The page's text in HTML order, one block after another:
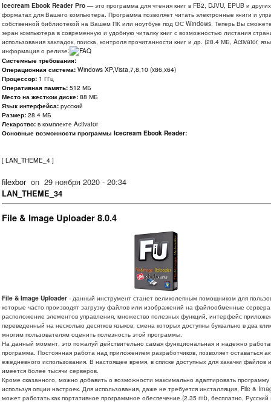
Icecream Ebook Reader Pro — это программа для чтения книг в FB2, DJVU, EPUB и
форматах для Вашего компьютера. Программа позволяет читать электронные книги и
собственной библиотекой на Вашем ПК или ноутбуке под ОС Windows. Теперь Вы
экран компьютера в современную и удобную читалку книг с возможностью листания
использования закладок, поиска, контроля прочитанности книг и др. (28.4 МБ, Activator,
информация о релизе:
Системные требования:
Операционная система: Windows XP,Vista,7,8,10 (x86,x64)
Процессор: 1 ГГц
Оперативная память: 512 МБ
Место на жестком диске: 88 МБ
Язык интерфейса: русский
Размер: 28.4 МБ
Лекарство: в комплекте Activator
Основные возможности программы Icecream Ebook Reader:
[ LAN_THEME_4 ]
filexboron 29 ноября 2020 - 20:34
LAN_THEME_34
File & Image Uploader 8.0.4
File & Image Uploader - данный инструмент станет великолепным помощником для
которые часто производят загрузку файлов или изображений на файлообменные
расположение элементов управления, множество полезных функций, интерфейс
переведенный на несколько десятков языков, смена которых доступны буквально в два
многим пользователям оценить полезность этой программы.
На данный момент, это пожалуй действительно самая функциональная и надежно
программа. Постоянная работа над приложением разработчиков, позволяет оставаться
ежедневного использования. В настоящее время, в списке доступных для закачки файлов
имеется более тысячи серверов.
Кроме сказанного, можно добавить о возможности максимально адаптировать программу
используя опции настроек. Для использования, даже не требуется инсталляция, File &
может работать как портативное программное обеспечение.(2.35 mb, бесплатно, Русский